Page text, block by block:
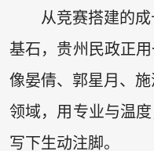
从竞赛搭建的
基石，贵州民政正
像晏倩、郭星月、
领域，用专业与温
写下生动注脚。